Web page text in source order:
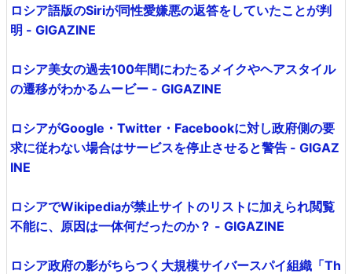
ロシア語版のSiriが同性愛嫌悪の返答をしていたことが判
明 - GIGAZINE
ロシア美女の過去100年間にわたるメイクやヘアスタイル
の遷移がわかるムービー - GIGAZINE
ロシアがGoogle・Twitter・Facebookに対し政府側の要
求に従わない場合はサービスを停止させると警告 - GIGAZ
INE
ロシアでWikipediaが禁止サイトのリストに加えられ閲覧
不能に、原因は一体何だったのか？ - GIGAZINE
ロシア政府の影がちらつく大規模サイバースパイ組織「Th